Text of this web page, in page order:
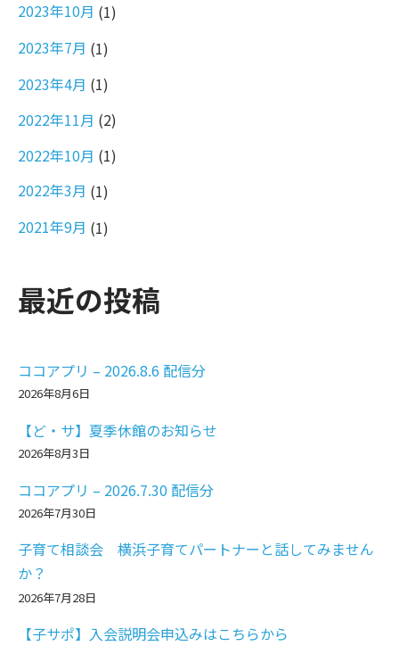
2023年10月 (1)
2023年7月 (1)
2023年4月 (1)
2022年11月 (2)
2022年10月 (1)
2022年3月 (1)
2021年9月 (1)
最近の投稿
ココアプリ – 2026.8.6 配信分
2026年8月6日
【ど・サ】夏季休館のお知らせ
2026年8月3日
ココアプリ – 2026.7.30 配信分
2026年7月30日
子育て相談会 横浜子育てパートナーと話してみません
か？
2026年7月28日
【子サポ】入会説明会申込みはこちらから